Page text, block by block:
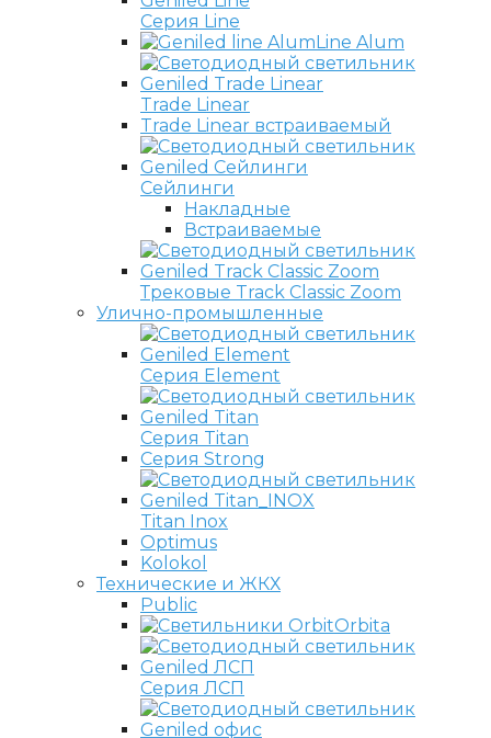
Серия Line
Line Alum
Trade Linear
Trade Linear встраиваемый
Сейлинги
Накладные
Встраиваемые
Трековые Track Classic Zoom
Улично-промышленные
Серия Element
Серия Titan
Серия Strong
Titan Inox
Optimus
Kolokol
Технические и ЖКХ
Public
Orbita
Серия ЛСП